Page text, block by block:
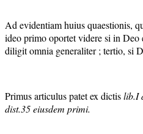
Ad evidentiam huius quaestionis,
ideo primo oportet videre si in Deo
diligit omnia generaliter ; tertio, si
Primus articulus patet ex dictislib.I
dist.35eiusdem primi.